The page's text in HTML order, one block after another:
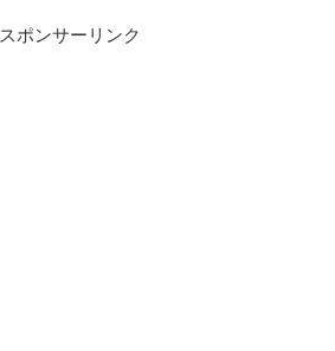
スポンサーリンク